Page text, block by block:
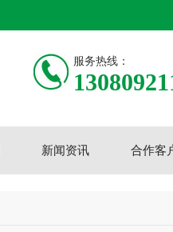
服务热线：
新闻资讯 合作客